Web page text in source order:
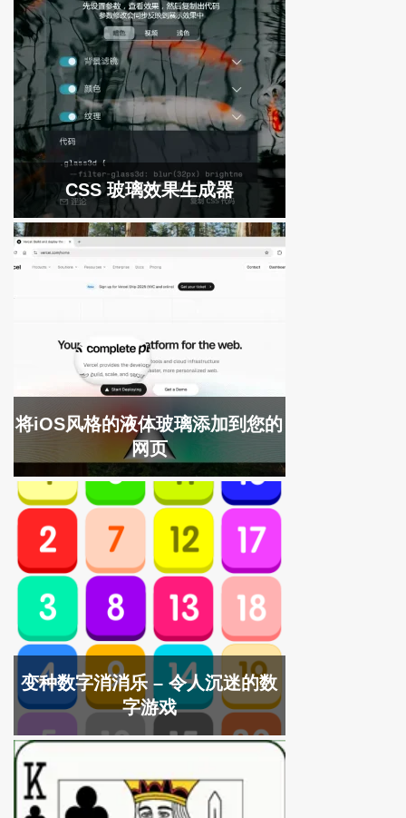
CSS 玻璃效果生成器
将iOS风格的液体玻璃添加到您的
网页
变种数字消消乐 – 令人沉迷的数
字游戏